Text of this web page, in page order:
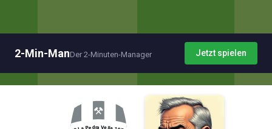
2-Min-ManDer 2-Minuten-Manager Jetzt spielen